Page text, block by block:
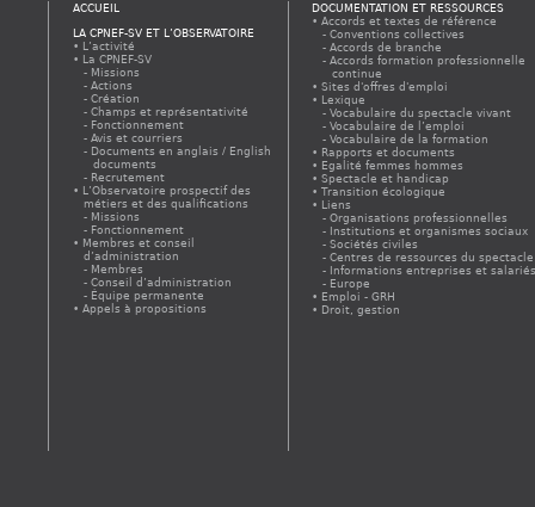
ACCUEIL
LA CPNEF-SV ET L’OBSERVATOIRE
L’activité
La CPNEF-SV
Missions
Actions
Création
Champs et représentativité
Fonctionnement
Avis et courriers
Documents en anglais / English
documents
Recrutement
L’Observatoire prospectif des
métiers et des qualifications
Missions
Fonctionnement
Membres et conseil
d’administration
Membres
Conseil d’administration
Équipe permanente
Appels à propositions
DOCUMENTATION ET RESSOURCES
Accords et textes de référence
Conventions collectives
Accords de branche
Accords formation professionnelle
continue
Sites d'offres d'emploi
Lexique
Vocabulaire du spectacle vivant
Vocabulaire de l’emploi
Vocabulaire de la formation
Rapports et documents
Egalité femmes hommes
Spectacle et handicap
Transition écologique
Liens
Organisations professionnelles
Institutions et organismes sociaux
Sociétés civiles
Centres de ressources du spectacle
Informations entreprises et
Europe
Emploi - GRH
Droit, gestion